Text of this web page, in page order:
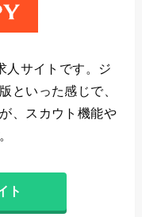
人サイトです。ジ
といった感じで、
、スカウト機能や
ト